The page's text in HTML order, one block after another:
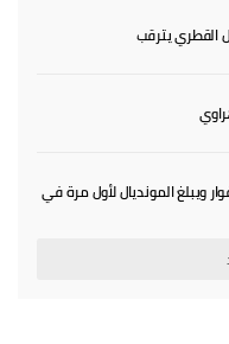
القطري يترقب
كوت ديفوار ويبلغ المونديال لأول مرة في